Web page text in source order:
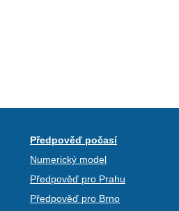
Předpověď počasí
Numerický model
Předpověď pro Prahu
Předpověď pro Brno